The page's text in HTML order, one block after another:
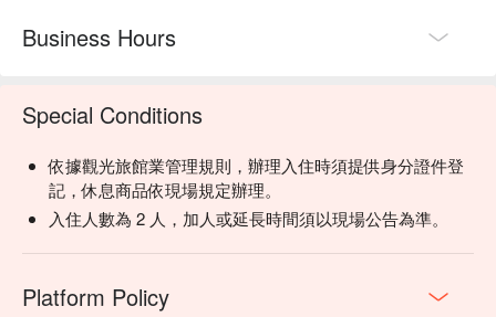
Business Hours
Special Conditions
依據觀光旅館業管理規則，辦理入住時須提供身分證件登
記，休息商品依現場規定辦理。
入住人數為 2 人，加人或延長時間須以現場公告為準。
Platform Policy